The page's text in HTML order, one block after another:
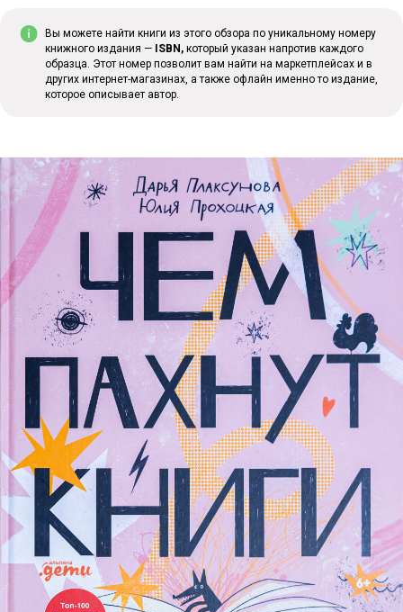
Вы можете найти книги из этого обзора по уникальному номеру
книжного издания — ISBN, который указан напротив каждого
образца. Этот номер позволит вам найти на маркетплейсах и в
других интернет-магазинах, а также офлайн именно то издание,
которое описывает автор.